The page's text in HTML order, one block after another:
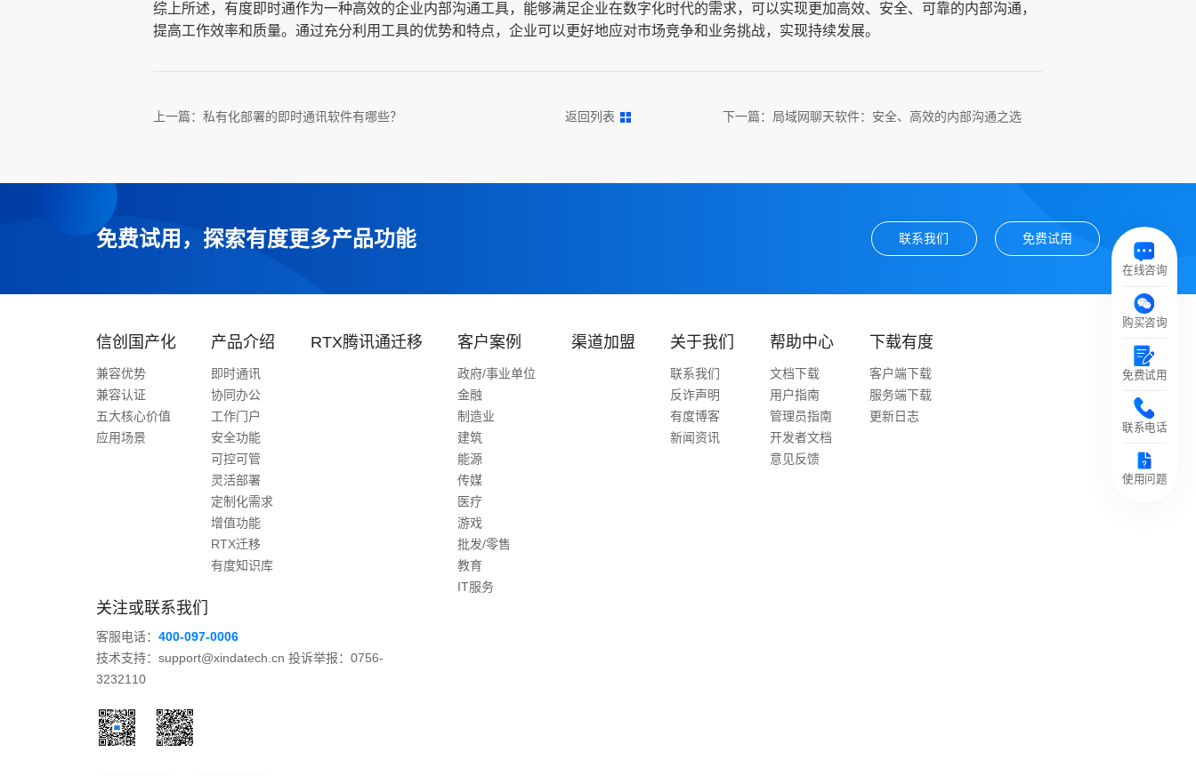
综上所述，有度即时通作为一种高效的企业内部沟通工具，能够满足企业在数字化时代的需求，可以实现更加高效、安全、可靠的内部沟通，
提高工作效率和质量。通过充分利用工具的优势和特点，企业可以更好地应对市场竞争和业务挑战，实现持续发展。
上一篇： 私有化部署的即时通讯软件有哪些？ 返回列表 下一篇： 局域网聊天软件：安全、高效的内部沟通之选
免费试用，探索有度更多产品功能 联系我们 免费试用
在线咨询
购买咨询
免费试用
联系电话
使用问题
信创国产化
兼容优势
兼容认证
五大核心价值
应用场景
产品介绍
即时通讯
协同办公
工作门户
安全功能
可控可管
灵活部署
定制化需求
增值功能
RTX迁移
有度知识库
RTX腾讯通迁移 客户案例
政府/事业单位
金融
制造业
建筑
能源
传媒
医疗
游戏
批发/零售
教育
IT服务
渠道加盟 关于我们
联系我们
反诈声明
有度博客
新闻资讯
帮助中心
文档下载
用户指南
管理员指南
开发者文档
意见反馈
下载有度
客户端下载
服务端下载
更新日志
关注或联系我们
客服电话： 400-097-0006
技术支持：support@xindatech.cn 投诉举报：0756-
3232110